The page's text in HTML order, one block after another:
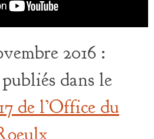
2016 :
dans le
de l’Office du